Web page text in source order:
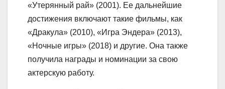
«Утерянный рай» (2001). Ее дальнейшие
достижения включают такие фильмы, как
«Дракула» (2010), «Игра Эндера» (2013),
«Ночные игры» (2018) и другие. Она также
получила награды и номинации за свою
актерскую работу.